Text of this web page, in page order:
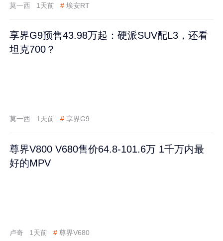
莫一西 1天前 # 埃安RT
享界G9预售43.98万起：硬派SUV配L3，还看
坦克700？
莫一西 1天前 # 享界G9
尊界V800 V680售价64.8-101.6万 1千万内最
好的MPV
卢奇 1天前 # 尊界V680